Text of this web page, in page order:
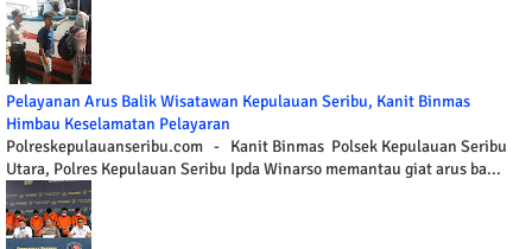
Pelayanan Arus Balik Wisatawan Kepulauan Seribu, Kanit Binmas
Himbau Keselamatan Pelayaran
Polreskepulauanseribu.com - Kanit Binmas Polsek Kepulauan Seribu
Utara, Polres Kepulauan Seribu Ipda Winarso memantau giat arus ba...